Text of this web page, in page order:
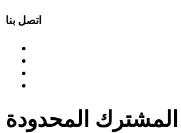
اتصل بنا
المحدودة